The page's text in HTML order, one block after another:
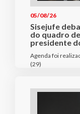
05/08/26
Sisejufe
do quadro
presidente
Agenda foi
(29)